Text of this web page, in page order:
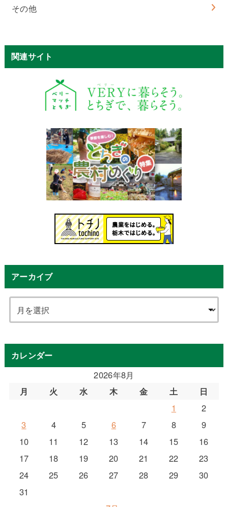
その他
関連サイト
アーカイブ
カレンダー
2026年8月
月
火 水 木 金 土
日
1
2
3
4 5 6 7 8
9
10
11 12 13 14 15
16
17
18 19 20 21 22
23
24
25 26 27 28 29
30
31